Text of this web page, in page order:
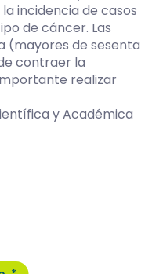
incidencia de casos
de cáncer. Las
(mayores de sesenta
contraer la
realizar
y Académica